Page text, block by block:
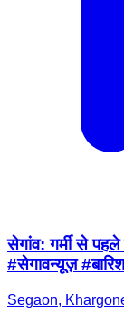
सेगांव: गर्मी से
#सेगावन्यूज़
Segaon,